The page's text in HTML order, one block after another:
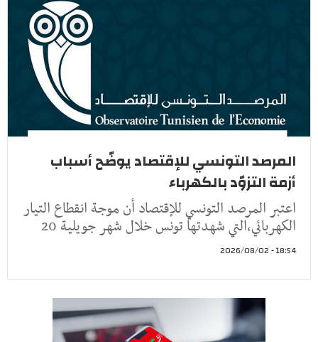
المرصد التونسي للإقتصاد يوضّح أسباب
أزمة التزوّد بالكهرباء
اعتبر المرصد التونسي للإقتصاد أن موجة انقطاع التيار
الكهربائي،التي شهدتها تونس خلال شهر جويلية 20
18:54 - 2026/08/02